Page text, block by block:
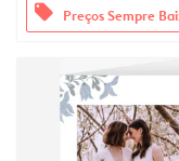
offers Preços Sempre